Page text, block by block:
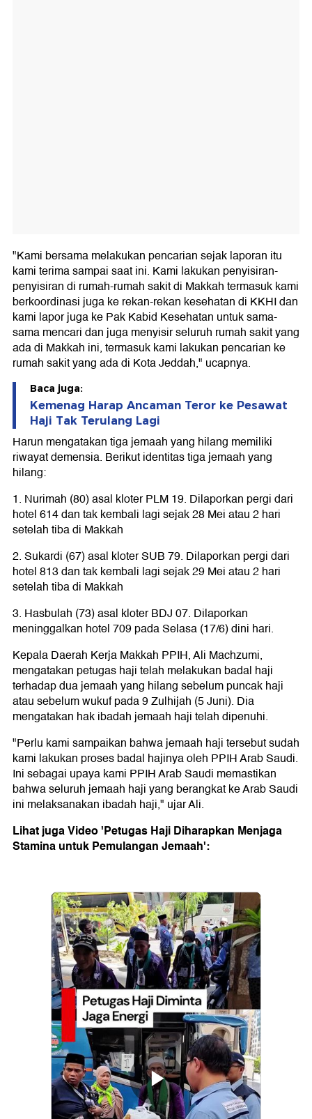
"Kami bersama melakukan pencarian sejak laporan itu
kami terima sampai saat ini. Kami lakukan penyisiran-
penyisiran di rumah-rumah sakit di Makkah termasuk kami
berkoordinasi juga ke rekan-rekan kesehatan di KKHI dan
kami lapor juga ke Pak Kabid Kesehatan untuk sama-
sama mencari dan juga menyisir seluruh rumah sakit yang
ada di Makkah ini, termasuk kami lakukan pencarian ke
rumah sakit yang ada di Kota Jeddah," ucapnya.
Baca juga:
Kemenag Harap Ancaman Teror ke Pesawat
Haji Tak Terulang Lagi
Harun mengatakan tiga jemaah yang hilang memiliki
riwayat demensia. Berikut identitas tiga jemaah yang
hilang:
1. Nurimah (80) asal kloter PLM 19. Dilaporkan pergi dari
hotel 614 dan tak kembali lagi sejak 28 Mei atau 2 hari
setelah tiba di Makkah
2. Sukardi (67) asal kloter SUB 79. Dilaporkan pergi dari
hotel 813 dan tak kembali lagi sejak 29 Mei atau 2 hari
setelah tiba di Makkah
3. Hasbulah (73) asal kloter BDJ 07. Dilaporkan
meninggalkan hotel 709 pada Selasa (17/6) dini hari.
Kepala Daerah Kerja Makkah PPIH, Ali Machzumi,
mengatakan petugas haji telah melakukan badal haji
terhadap dua jemaah yang hilang sebelum puncak haji
atau sebelum wukuf pada 9 Zulhijah (5 Juni). Dia
mengatakan hak ibadah jemaah haji telah dipenuhi.
"Perlu kami sampaikan bahwa jemaah haji tersebut sudah
kami lakukan proses badal hajinya oleh PPIH Arab Saudi.
Ini sebagai upaya kami PPIH Arab Saudi memastikan
bahwa seluruh jemaah haji yang berangkat ke Arab Saudi
ini melaksanakan ibadah haji," ujar Ali.
Lihat juga Video 'Petugas Haji Diharapkan Menjaga
Stamina untuk Pemulangan Jemaah':